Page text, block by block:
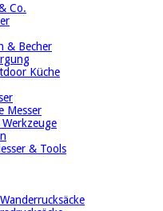
Co.
& Becher
Küche
Messer
& Tools